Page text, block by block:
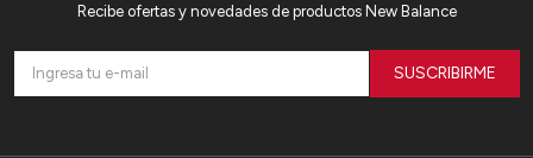
Recibe ofertas y novedades de productos New Balance
SUSCRIBIRME